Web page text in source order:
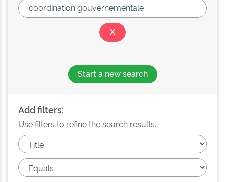
Start a new search
Add filters:
Use filters to refine the search results.